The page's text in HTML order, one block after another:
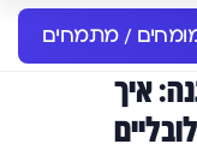
/ מתמחים
איך